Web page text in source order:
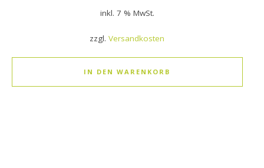
inkl. 7 % MwSt.
zzgl.Versandkosten
IN DEN WARENKORB